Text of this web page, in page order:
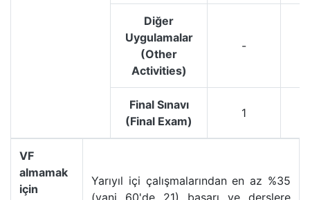
Diğer
Uygulamalar
(Other
Activities)
-
Final Sınavı
(Final Exam)
1
VF
almamak
için
Yarıyıl içi çalışmalarından en az %35
(yani 60'de 21) başarı ve derslere